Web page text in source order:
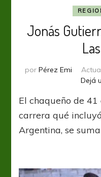
Jonás
por Pérez Emi
Dejá
El chaqueño de 41
carrera qué
Argentina, se